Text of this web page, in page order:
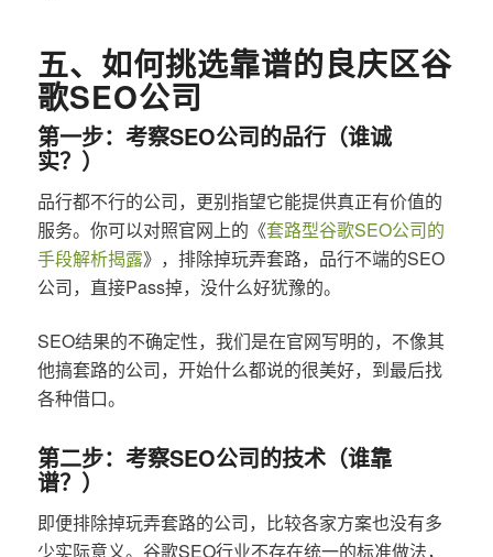
五、如何挑选靠谱的良庆区谷
歌SEO公司
第一步：考察SEO公司的品行（谁诚
实？）
品行都不行的公司，更别指望它能提供真正有价值的
服务。你可以对照官网上的《套路型谷歌SEO公司的
手段解析揭露》，排除掉玩弄套路，品行不端的SEO
公司，直接Pass掉，没什么好犹豫的。
SEO结果的不确定性，我们是在官网写明的，不像其
他搞套路的公司，开始什么都说的很美好，到最后找
各种借口。
第二步：考察SEO公司的技术（谁靠
谱？）
即便排除掉玩弄套路的公司，比较各家方案也没有多
少实际意义。谷歌SEO行业不存在统一的标准做法，